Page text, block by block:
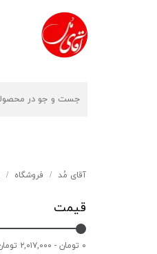
آقای مُد فروشگاه
قیمت
۰ تومان - ۲,۰۱۷,۰۰۰ تومان